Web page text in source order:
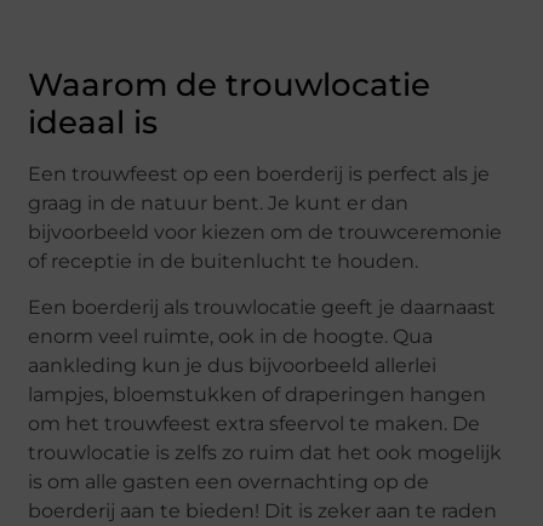
Waarom de trouwlocatie
ideaal is
Een trouwfeest op een boerderij is perfect als je
graag in de natuur bent. Je kunt er dan
bijvoorbeeld voor kiezen om de trouwceremonie
of receptie in de buitenlucht te houden.
Een boerderij als trouwlocatie geeft je daarnaast
enorm veel ruimte, ook in de hoogte. Qua
aankleding kun je dus bijvoorbeeld allerlei
lampjes, bloemstukken of draperingen hangen
om het trouwfeest extra sfeervol te maken. De
trouwlocatie is zelfs zo ruim dat het ook mogelijk
is om alle gasten een overnachting op de
boerderij aan te bieden! Dit is zeker aan te raden